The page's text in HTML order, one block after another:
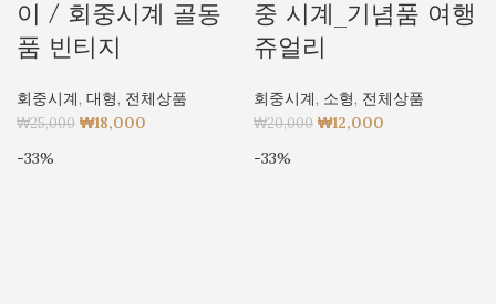
이 / 회중시계 골동
품 빈티지
회중시계, 대형, 전체상품
₩25,000 ₩18,000
중 시계_기념품 여행
쥬얼리
회중시계, 소형, 전체상품
₩20,000 ₩12,000
-33%
-33%